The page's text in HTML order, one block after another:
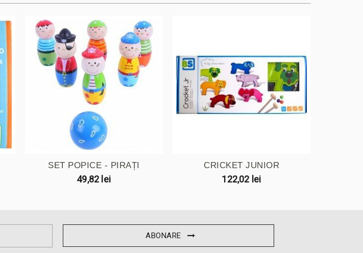
SET POPICE - PIRAȚI
49,82 lei
CRICKET JUNIOR
122,02 lei
ABONARE